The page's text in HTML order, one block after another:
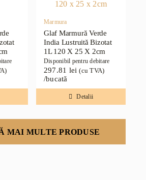
Marmura
Glaf Marmură Verde
India Lustruită Bizotat
1L 120 X 25 X 2cm
Disponibil pentru debitare
297.81 lei (cu TVA)
/bucată
Detalii
MAI MULTE PRODUSE